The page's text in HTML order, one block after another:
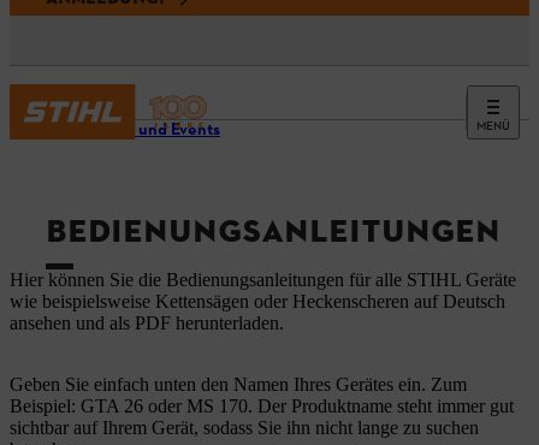
MENÜ
Service und Events
BEDIENUNGSANLEITUNGEN
Hier können Sie die Bedienungsanleitungen für alle STIHL Geräte
wie beispielsweise Kettensägen oder Heckenscheren auf Deutsch
ansehen und als PDF herunterladen.
Geben Sie einfach unten den Namen Ihres Gerätes ein. Zum
Beispiel: GTA 26 oder MS 170. Der Produktname steht immer gut
sichtbar auf Ihrem Gerät, sodass Sie ihn nicht lange zu suchen